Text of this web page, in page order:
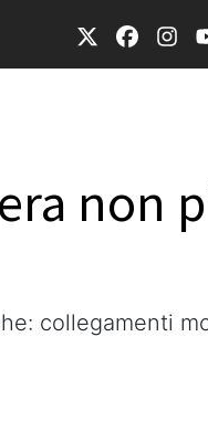
non
collegamenti